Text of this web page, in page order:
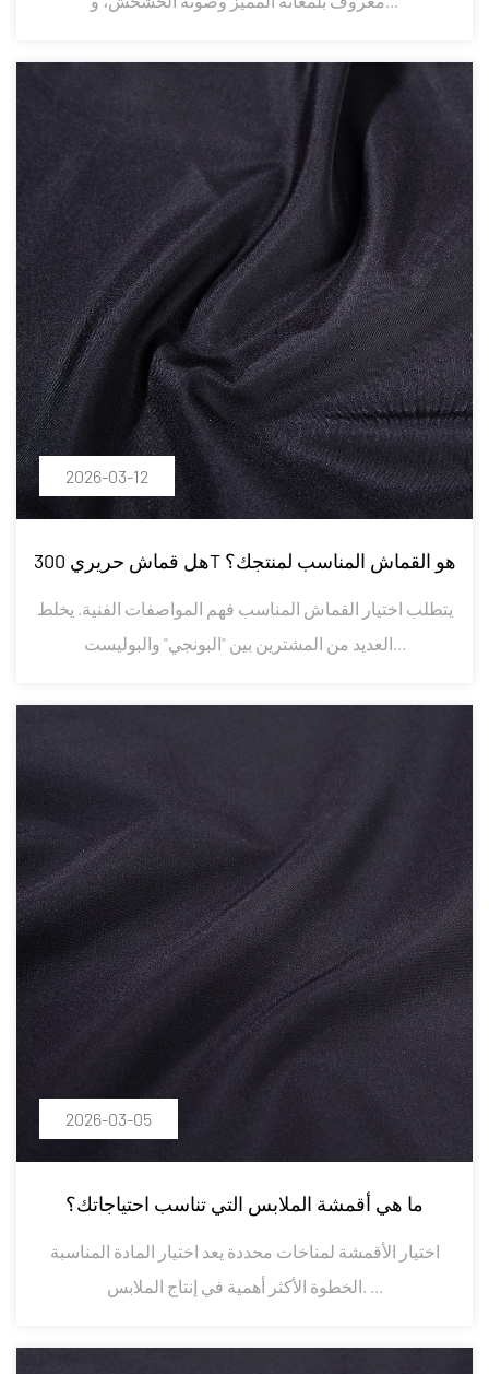
2026-03-12
هل قماش حريري 300T هو القماش المناسب لمنتجك؟
يتطلب اختيار القماش المناسب فهم المواصفات الفنية. يخلط
العديد من المشترين بين "البونجي" والبوليست...
2026-03-05
ما هي أقمشة الملابس التي تناسب احتياجاتك؟
اختيار الأقمشة لمناخات محددة يعد اختيار المادة المناسبة
الخطوة الأكثر أهمية في إنتاج الملابس. ...